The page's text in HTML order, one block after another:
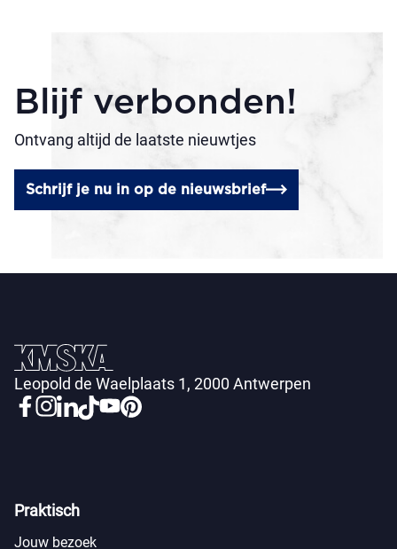
Blijf verbonden!
Ontvang altijd de laatste nieuwtjes
Schrijf je nu in op de nieuwsbrief
Leopold de Waelplaats 1, 2000 Antwerpen
Praktisch
Jouw bezoek